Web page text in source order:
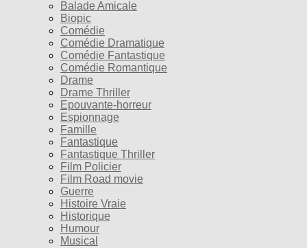
Balade Amicale
Biopic
Comédie
Comédie Dramatique
Comédie Fantastique
Comédie Romantique
Drame
Drame Thriller
Epouvante-horreur
Espionnage
Famille
Fantastique
Fantastique Thriller
Film Policier
Film Road movie
Guerre
Histoire Vraie
Historique
Humour
Musical